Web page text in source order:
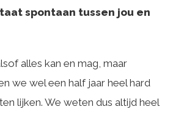
spontaan tussen jou en
alles kan en mag, maar
we wel een half jaar heel hard
lijken. We weten dus altijd heel